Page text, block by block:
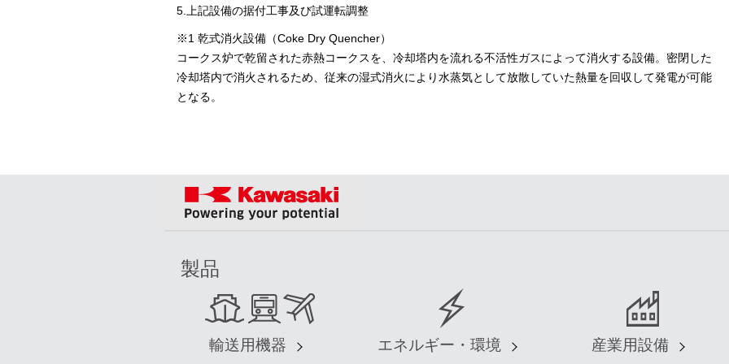
5.上記設備の据付工事及び試運転調整
※1 乾式消火設備（Coke Dry Quencher）
コークス炉で乾留された赤熱コークスを、冷却塔内を流れる不活性ガスによって消火する設備。密閉した
冷却塔内で消火されるため、従来の湿式消火により水蒸気として放散していた熱量を回収して発電が可能
となる。
製品
輸送用機器 エネルギー・環境 産業用設備